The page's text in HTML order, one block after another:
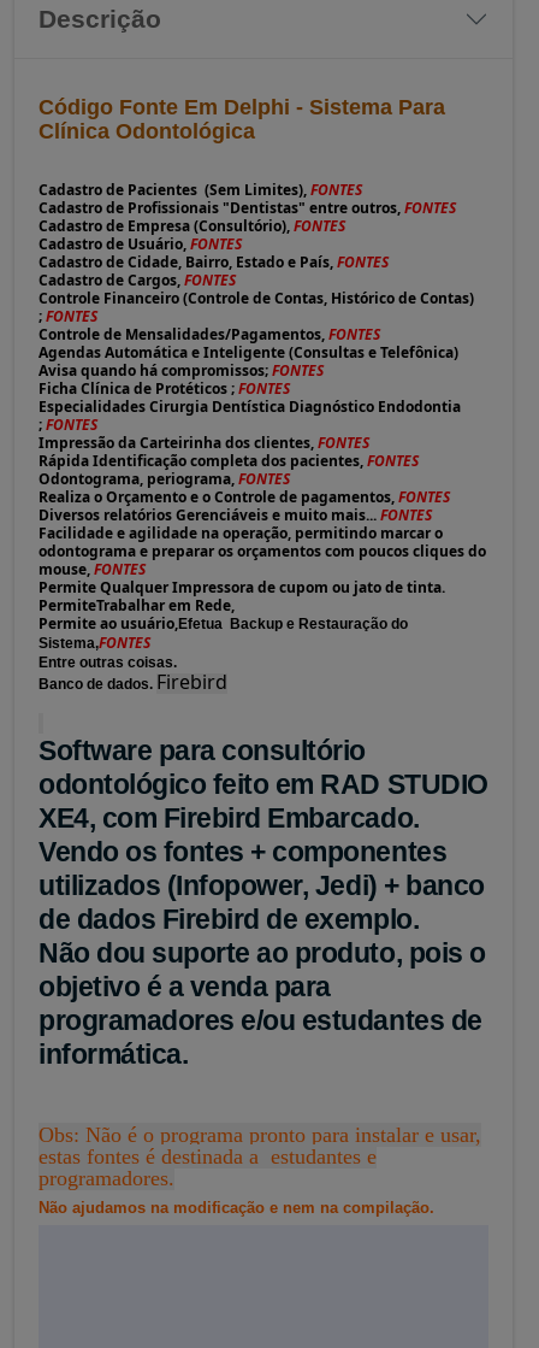
Descrição
Código Fonte Em Delphi - Sistema Para
Clínica Odontológica
Cadastro de Pacientes (Sem Limites),FONTES
Cadastro de Profissionais "Dentistas" entre outros,FONTES
Cadastro de Empresa (Consultório),FONTES
Cadastro de Usuário,FONTES
Cadastro de Cidade, Bairro, Estado e País,FONTES
Cadastro de Cargos,FONTES
Controle Financeiro (Controle de Contas, Histórico de Contas)
;FONTES
Controle de Mensalidades/Pagamentos,FONTES
Agendas Automática e Inteligente (Consultas e Telefônica)
Avisa quando há compromissos;FONTES
Ficha Clínica de Protéticos ;FONTES
Especialidades Cirurgia Dentística Diagnóstico Endodontia
;FONTES
Impressão da Carteirinha dos clientes,FONTES
Rápida Identificação completa dos pacientes,FONTES
Odontograma, periograma,FONTES
Realiza o Orçamento e o Controle de pagamentos,FONTES
Diversos relatórios Gerenciáveis e muito mais...FONTES
Facilidade e agilidade na operação, permitindo marcar o
odontograma e preparar os orçamentos com poucos cliques do
mouse,FONTES
Permite Qualquer Impressora de cupom ou jato de tinta.
PermiteTrabalhar em Rede,
Permite ao usuário,Efetua Backup e Restauração do
Sistema,FONTES
Entre outras coisas.
Banco de dados. Firebird
Software para consultório
odontológico feito em RAD STUDIO
XE4, com Firebird Embarcado.
Vendo os fontes + componentes
utilizados (Infopower, Jedi) + banco
de dados Firebird de exemplo.
Não dou suporte ao produto, pois o
objetivo é a venda para
programadores e/ou estudantes de
informática.
Obs: Não é o programa pronto para instalar e usar,
estas fontes é destinada a estudantes e
programadores.
Não ajudamos na modificação e nem na compilação.